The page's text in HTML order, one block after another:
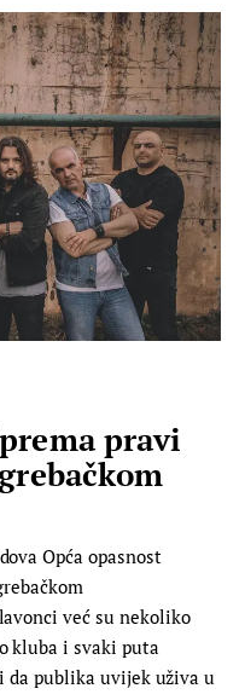
pravi
Opća opasnost
već su nekoliko
kluba i svaki puta
da publika uvijek uživa u